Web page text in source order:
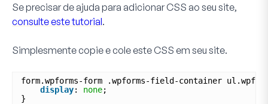
Se precisar de ajuda para adicionar CSS ao seu site,
consulte este tutorial.
Simplesmente copie e cole este CSS em seu site.
form.wpforms-form .wpforms-field-container
display: none;
}